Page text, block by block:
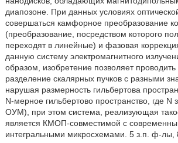
диапозоне. При данных условиях
совершаться камфорное преобразование
(преобразование, посредством которого
переходят в линейные) и фазовая
данную систему электромагнитного
образом, изобретение позволяет
разделение скалярных пучков с разными
нарушая размерность гильбертова
N-мерное гильбертово пространство, где N
ОУМ), при этом система, реализующая
является КМОП-совместимой с
интегральными микросхемами. 5 з.п. ф-лы,